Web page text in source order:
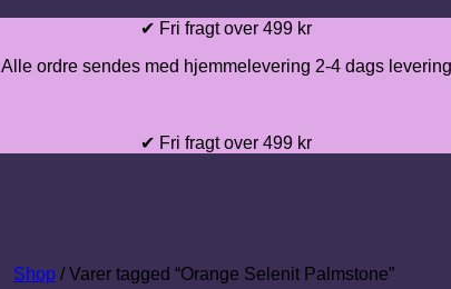
Fortsæt
indhold
✔ Fri fragt over 499 kr
Alle ordre sendes med hjemmelevering 2-4 dags levering
✔ Fri fragt over 499 kr
Shop /Varer tagged “Orange Selenit Palmstone”